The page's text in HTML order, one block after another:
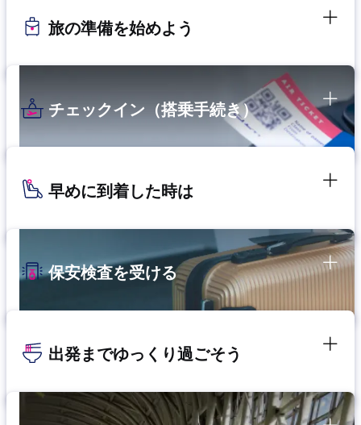
旅の準備を始めよう
チェックイン（搭乗手続き）
早めに到着した時は
保安検査を受ける
出発までゆっくり過ごそう